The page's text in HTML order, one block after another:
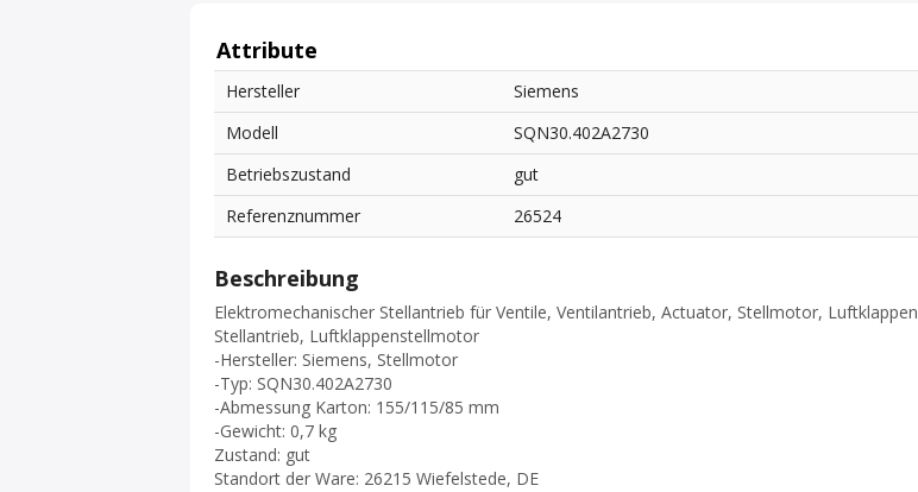
Attribute
Hersteller
Siemens
Modell
SQN30.402A2730
Betriebszustand
gut
Referenznummer
26524
Beschreibung
Elektromechanischer Stellantrieb für Ventile, Ventilantrieb, Actuator, Stellmotor, Luftklappen
Stellantrieb, Luftklappenstellmotor
-Hersteller: Siemens, Stellmotor
-Typ: SQN30.402A2730
-Abmessung Karton: 155/115/85 mm
-Gewicht: 0,7 kg
Zustand: gut
Standort der Ware: 26215 Wiefelstede, DE